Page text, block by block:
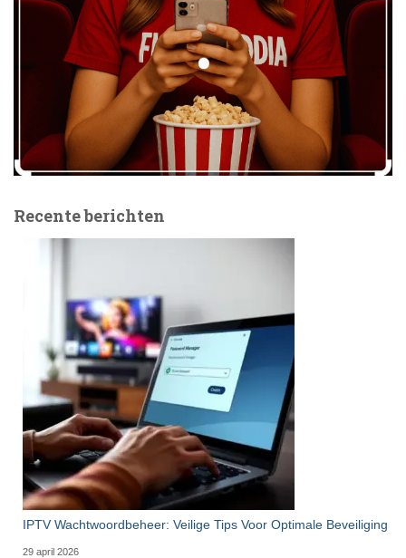
Recente berichten
IPTV Wachtwoordbeheer: Veilige Tips Voor Optimale Beveiliging
29 april 2026